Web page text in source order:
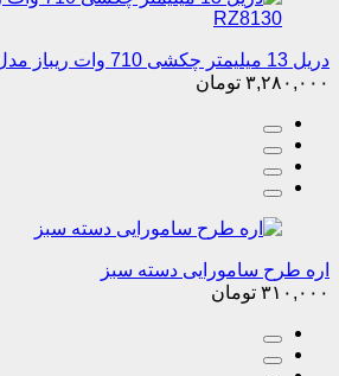
دریل 13 میلیمتر چکشی 710 وات ریباز مدل RZ8130
۳,۲۸۰,۰۰۰ تومان
اره طرح سامورایی دسته سبز
۳۱۰,۰۰۰ تومان